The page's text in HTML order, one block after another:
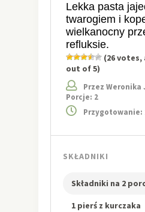
Lekka pasta
twarogiem i
wielkanocny
refluksie.
(26votes,
out of 5)
Przez Weronika
Porcje: 2
Przygotowanie:
SKŁADNIKI
Składniki na 2
1 pierś z kurczaka